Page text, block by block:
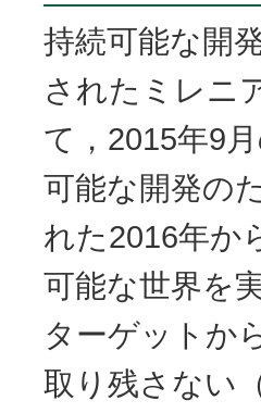
持続可能な開
されたミレニ
て，2015年9
可能な開発の
れた2016年か
可能な世界を
ターゲットか
取り残さない